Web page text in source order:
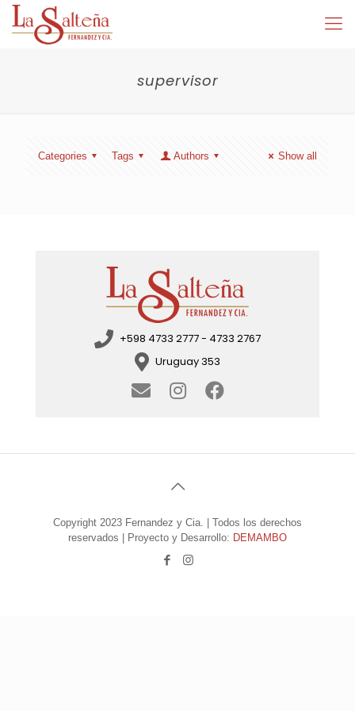
supervisor
Categories Tags Authors Show all
+598 4733 2777 - 4733 2767
Uruguay 353
Copyright 2023 Fernandez y Cia. | Todos los derechos
reservados | Proyecto y Desarrollo: DEMAMBO